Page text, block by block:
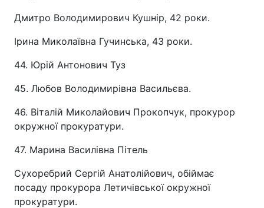
Дмитро Володимирович Кушнір, 42 роки.
Ірина Миколаївна Гучинська, 43 роки.
44. Юрій Антонович Туз
45. Любов Володимирівна Васильєва.
46. Віталій Миколайович Прокопчук, прокурор
окружної прокуратури.
47. Марина Василівна Пітель
Сухоребрий Сергій Анатолійович, обіймає
посаду прокурора Летичівської окружної
прокуратури.